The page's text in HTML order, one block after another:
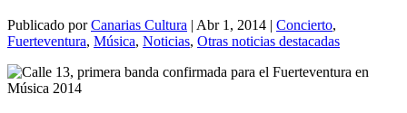
Publicado porCanarias Cultura | Abr 1, 2014 | Concierto,
Fuerteventura, Música, Noticias, Otras noticias destacadas